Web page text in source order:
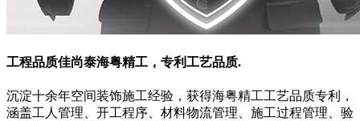
工程品质佳尚泰海粤精工，专利工艺品质.
沉淀十余年空间装饰施工经验，获得海粤精工工艺品质专利，
涵盖工人管理、开工程序、材料物流管理、施工过程管理、验